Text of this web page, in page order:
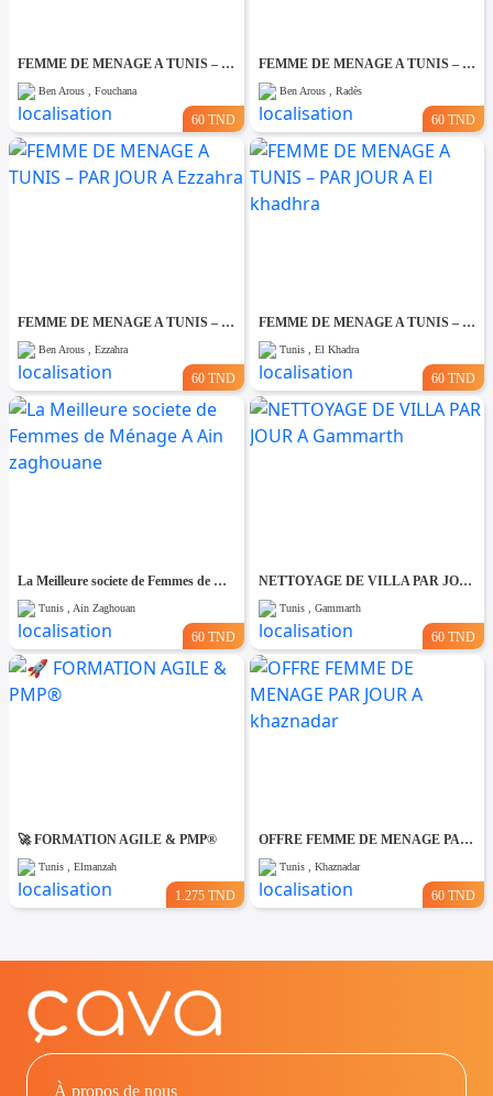
FEMME DE MENAGE A TUNIS – PAR JOUR A Fouchana
Ben Arous , Fouchana
60 TND
FEMME DE MENAGE A TUNIS – PAR JOUR A Rades
Ben Arous , Radès
60 TND
FEMME DE MENAGE A TUNIS – PAR JOUR A Ezzahra
Ben Arous , Ezzahra
60 TND
FEMME DE MENAGE A TUNIS – PAR JOUR A El khadhra
Tunis , El Khadra
60 TND
La Meilleure societe de Femmes de Ménage A Ain zaghouane
Tunis , Ain Zaghouan
60 TND
NETTOYAGE DE VILLA PAR JOUR A Gammarth
Tunis , Gammarth
60 TND
🚀 FORMATION AGILE & PMP®
Tunis , Elmanzah
1.275 TND
OFFRE FEMME DE MENAGE PAR JOUR A khaznadar
Tunis , Khaznadar
60 TND
À propos de nous